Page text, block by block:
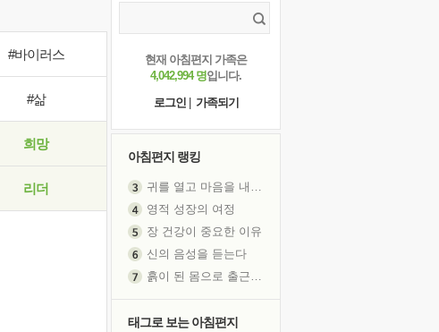
#바이러스
#삶
희망
리더
현재 아침편지 가족은
4,042,994 명입니다.
로그인
가족되기
아침편지 랭킹
귀를 열고 마음을 내어주고
영적 성장의 여정
장 건강이 중요한 이유
신의 음성을 듣는다
흙이 된 몸으로 출근하는 여자
태그로 보는 아침편지